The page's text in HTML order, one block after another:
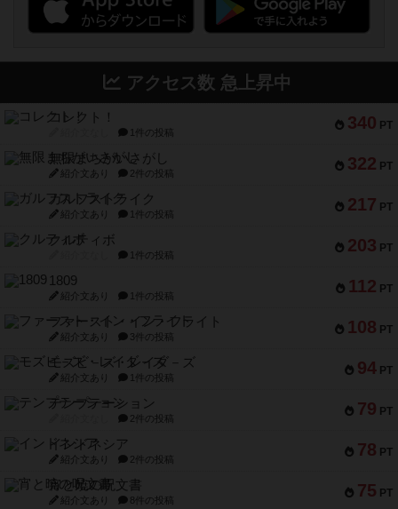
アクセス数 急上昇中
340 PT
コレクト！
1件の投稿
322 PT
無限まちがいさがし
紹介文あり 2件の投稿
217 PT
ガルフストライク
紹介文あり 1件の投稿
203 PT
クルティボ
1件の投稿
112 PT
1809
紹介文あり 1件の投稿
108 PT
ファースト・イン・フライト
紹介文あり 3件の投稿
94 PT
モズビ－ズ・レイダ－ズ
紹介文あり 1件の投稿
79 PT
テンプテーション
2件の投稿
78 PT
インドネシア
紹介文あり 2件の投稿
75 PT
宵と暁の呪文書
紹介文あり 8件の投稿